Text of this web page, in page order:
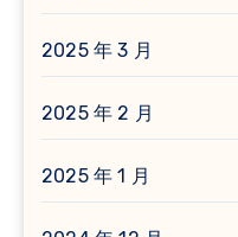
2025 年 3 月
2025 年 2 月
2025 年 1 月